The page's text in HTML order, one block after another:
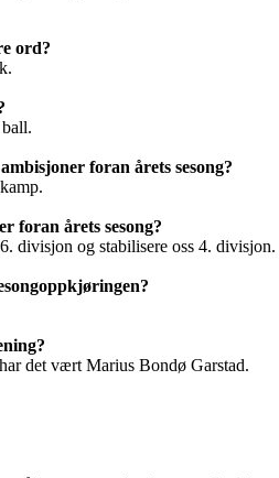
ord?
.
.
foran årets sesong?
foran årets sesong?
divisjon og stabilisere oss 4. divisjon.
det vært Marius Bondø Garstad.